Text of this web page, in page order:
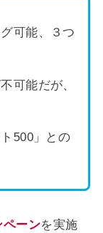
可能、３つ
可能だが、
500」との
ペーンを実施